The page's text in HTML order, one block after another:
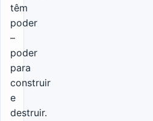
têm
poder
–
poder
para
construir
e
destruir.